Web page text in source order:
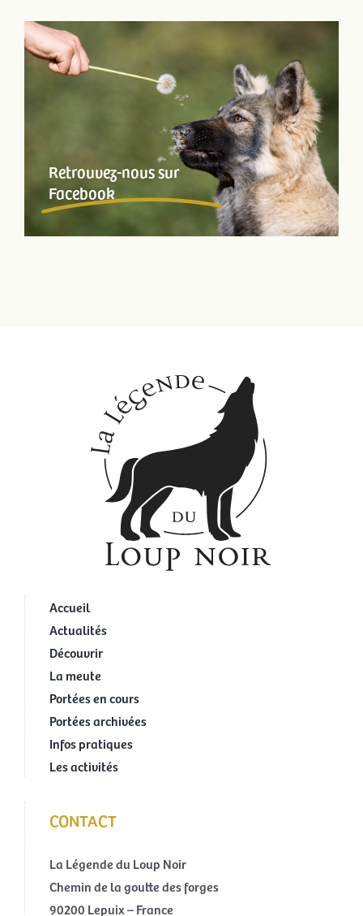
Retrouvez-nous sur
Facebook
Accueil
Actualités
Découvrir
La meute
Portées en cours
Portées archivées
Infos pratiques
Les activités
CONTACT
La Légende du Loup Noir
Chemin de la goutte des forges
90200 Lepuix – France